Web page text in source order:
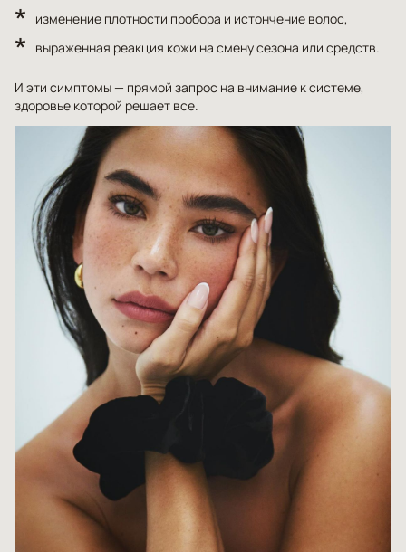
изменение плотности пробора и истончение волос,
выраженная реакция кожи на смену сезона или средств.
И эти симптомы — прямой запрос на внимание к системе,
здоровье которой решает все.